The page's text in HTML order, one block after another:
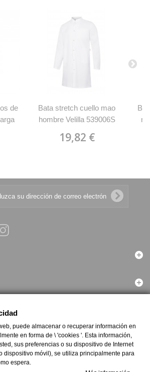
de
Bata stretch cuello mao
hombre Velilla 539006S
19,82 €
la Empresa
puede almacenar o recuperar información en
en forma de \ 'cookies '. Esta información,
sus preferencias o su dispositivo de Internet
dispositivo móvil), se utiliza principalmente para
espera.